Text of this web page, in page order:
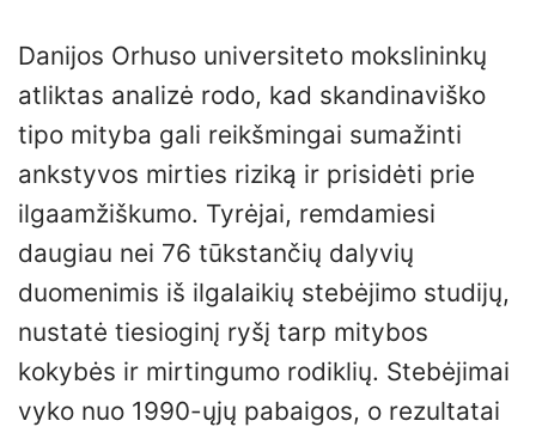
Danijos Orhuso universiteto mokslininkų
atliktas analizė rodo, kad skandinaviško
tipo mityba gali reikšmingai sumažinti
ankstyvos mirties riziką ir prisidėti prie
ilgaamžiškumo. Tyrėjai, remdamiesi
daugiau nei 76 tūkstančių dalyvių
duomenimis iš ilgalaikių stebėjimo studijų,
nustatė tiesioginį ryšį tarp mitybos
kokybės ir mirtingumo rodiklių. Stebėjimai
vyko nuo 1990-ųjų pabaigos, o rezultatai